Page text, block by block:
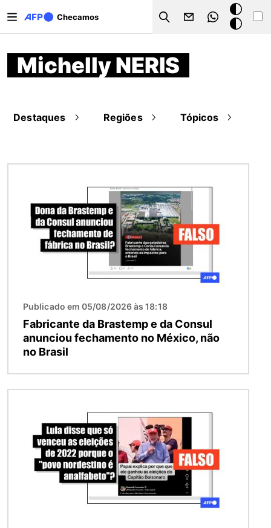
Checamos
Search
Modo
escuro
Michelly NERIS
Destaques Regiões Tópicos
Publicado em 05/08/2026 às 18:18
Fabricante da Brastemp e da Consul
anunciou fechamento no México, não
no Brasil